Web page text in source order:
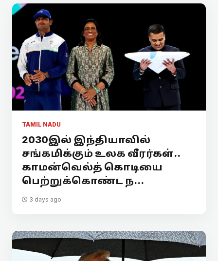
TAMIL NADU
2030இல் இந்தியாவில்
சங்கமிக்கும் உலக வீரர்கள்..
காமன்வெல்த் கொடியை
பெற்றுக்கொண்ட ந...
3 days ago